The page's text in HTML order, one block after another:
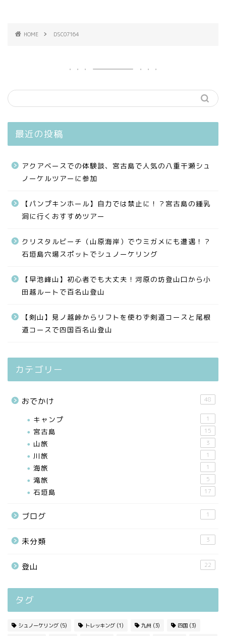
HOME DSC07164
最近の投稿
アクアベースでの体験談、宮古島で人気の八重干瀬シュ
ノーケルツアーに参加
【パンプキンホール】自力では禁止に！？宮古島の鍾乳
洞に行くおすすめツアー
クリスタルビーチ（山原海岸）でウミガメにも遭遇！？
石垣島穴場スポットでシュノーケリング
【早池峰山】初心者でも大丈夫！河原の坊登山口から小
田越ルートで百名山登山
【剣山】見ノ越峠からリフトを使わず剣道コースと尾根
道コースで四国百名山登山
カテゴリー
おでかけ 48
キャンプ 1
宮古島 15
山旅 3
川旅 1
海旅 1
滝旅 5
石垣島 17
ブログ 1
未分類 3
登山 22
タグ
シュノーケリング (5) トレッキング (1) 九州 (3) 四国 (3)